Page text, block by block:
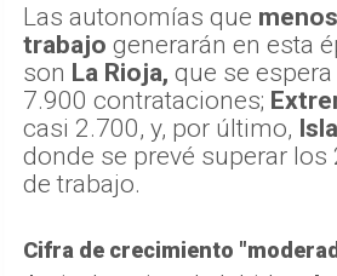
Las autonomías que
trabajo generarán en esta
son La Rioja, que se
7.900 contrataciones;
casi 2.700, y, por último,
donde se prevé superar los
de trabajo.
Cifra de crecimiento